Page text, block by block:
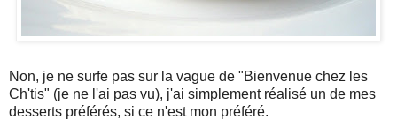
Non, je ne surfe pas sur la vague de "Bienvenue chez les
Ch'tis" (je ne l'ai pas vu), j'ai simplement réalisé un de mes
desserts préférés, si ce n'est mon préféré.